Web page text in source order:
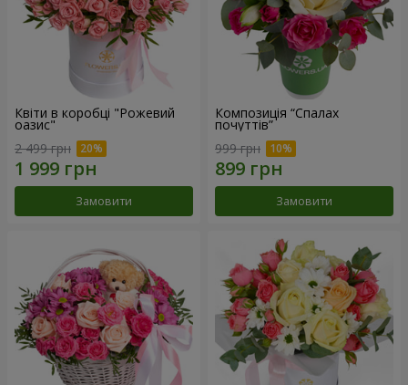
Квіти в коробці "Рожевий
оазис"
2 499 грн
Замовити
Композиція “Спалах
почуттів”
999 грн
Замовити